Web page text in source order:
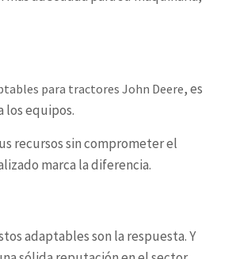
para tractores John Deere, es
los equipos.
recursos sin comprometer el
marca la diferencia.
adaptables son la respuesta. Y